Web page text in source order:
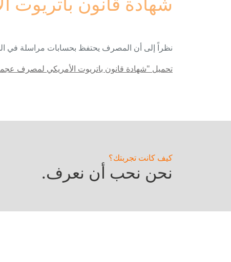
نظراً إلى أن المصرف يحتفظ بحسابات مراسلة في
تحميل "شهادة قانون باتريوت الأمريكي لمصرف
كيف كانت تجربتك؟
نحن نحب أن نعرف.